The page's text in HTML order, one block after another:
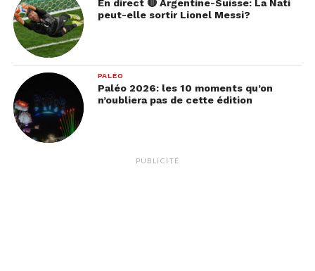
En direct 🔴 Argentine-Suisse: La Nati
peut-elle sortir Lionel Messi?
PALÉO
Paléo 2026: les 10 moments qu’on
n’oubliera pas de cette édition
PUBLICITÉ